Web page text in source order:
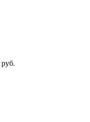
руб.